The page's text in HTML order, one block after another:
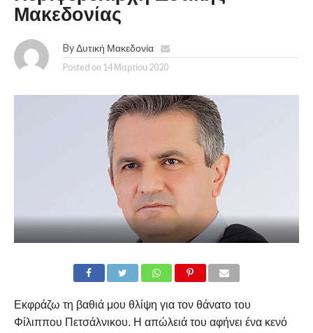
Μακεδονίας
By Δυτική Μακεδονία
Posted on 14 Μαρτίου 2020
Εκφράζω τη βαθιά μου θλίψη για τον θάνατο του
Φίλιππου Πετσάλνικου. Η απώλειά του αφήνει ένα κενό